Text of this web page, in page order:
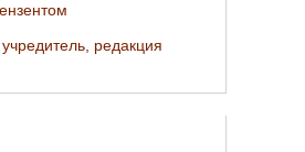
редакция